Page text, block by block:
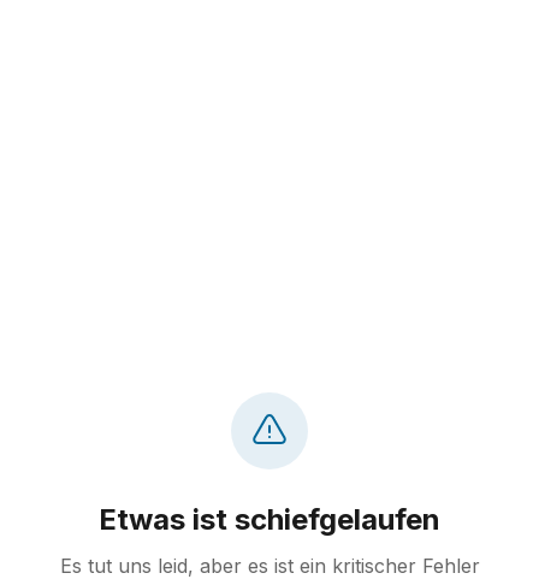
Etwas ist schiefgelaufen
Es tut uns leid, aber es ist ein kritischer Fehler